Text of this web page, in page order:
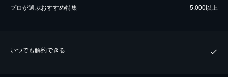
プロが選ぶおすすめ特集 5,000以上
いつでも解約できる